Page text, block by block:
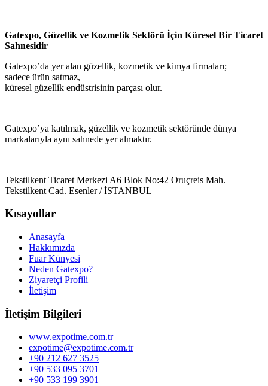
Gatexpo, Güzellik ve Kozmetik Sektörü İçin Küresel Bir Ticaret
Sahnesidir
Gatexpo’da yer alan güzellik, kozmetik ve kimya firmaları;
sadece ürün satmaz,
küresel güzellik endüstrisinin parçası olur.
Gatexpo’ya katılmak, güzellik ve kozmetik sektöründe dünya
markalarıyla aynı sahnede yer almaktır.
Tekstilkent Ticaret Merkezi A6 Blok No:42 Oruçreis Mah.
Tekstilkent Cad. Esenler / İSTANBUL
Kısayollar
Anasayfa
Hakkımızda
Fuar Künyesi
Neden Gatexpo?
Ziyaretçi Profili
İletişim
İletişim Bilgileri
www.expotime.com.tr
expotime@expotime.com.tr
+90 212 627 3525
+90 533 095 3701
+90 533 199 3901